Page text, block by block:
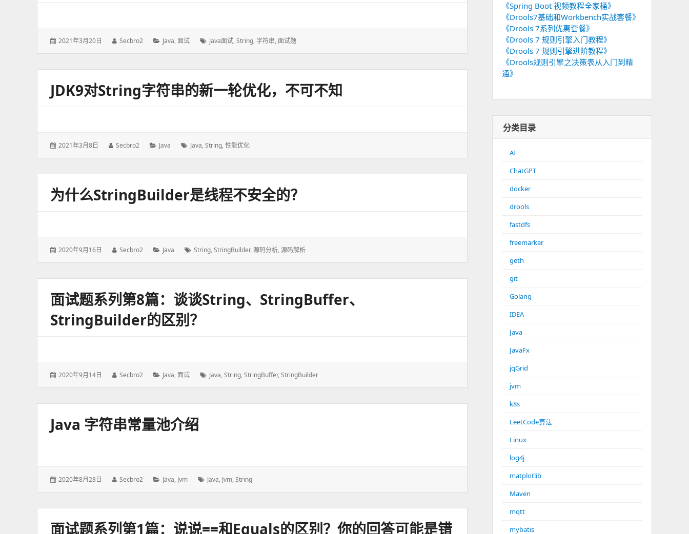
发
2021年3月20日
作
Secbro2
分
Java,面试
标
Java面试,String, 字符串,面试题
JDK9对String字符串的新一轮优化，不可不知
发
2021年3月8日
作
Secbro2
分
Java
标
Java,String,性能优化
为什么StringBuilder是线程不安全的？
发
2020年9月16日
作
Secbro2
分
Java
标
String,StringBuilder,源码分析,源码解析
面试题系列第8篇：谈谈String、StringBuffer、
StringBuilder的区别？
发
2020年9月14日
作
Secbro2
分
Java,面试
标
Java,String,StringBuffer,StringBuilder
Java 字符串常量池介绍
发
2020年8月28日
作
Secbro2
分
Java, Jvm
标
Java, Jvm,String
面试题系列第1篇：说说==和equals的区别？你的回答可能是错
《Spring Boot 视频教程全家桶》
《Drools7基础和Workbench实战套餐》
《Drools 7系列优惠套餐》
《Drools 7 规则引擎入门教程》
《Drools 7 规则引擎进阶教程》
《Drools规则引擎之决策表从入门到精
通》
分类目录
AI
ChatGPT
docker
drools
fastdfs
freemarker
geth
git
Golang
IDEA
Java
JavaFx
jqGrid
jvm
k8s
LeetCode算法
Linux
log4j
matplotlib
Maven
mqtt
mybatis